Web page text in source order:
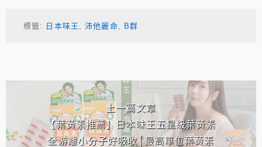
標籤: 日本味王 ,沛他麗命, B群
相連文章
上一篇文章
【葉黃素推薦】日本味王五星級葉黃素
全游離小分子好吸收│最高單位葉黃素